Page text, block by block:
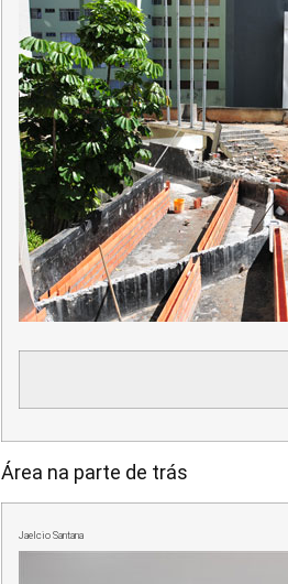
Área na parte de trás
Jaelcio Santana